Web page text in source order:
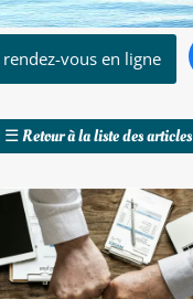
vous en ligne
☰Retour à la liste des articles